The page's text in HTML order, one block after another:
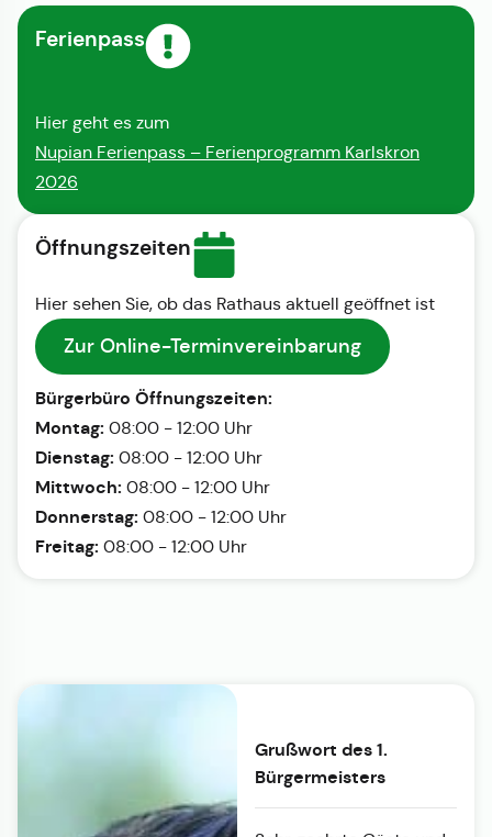
Ferienpass
Hier geht es zum
Nupian Ferienpass – Ferienprogramm Karlskron
2026
Öffnungszeiten
Hier sehen Sie, ob das Rathaus aktuell geöffnet ist
Zur Online-Terminvereinbarung
Bürgerbüro Öffnungszeiten:
Montag: 08:00 - 12:00 Uhr
Dienstag: 08:00 - 12:00 Uhr
Mittwoch: 08:00 - 12:00 Uhr
Donnerstag: 08:00 - 12:00 Uhr
Freitag: 08:00 - 12:00 Uhr
Grußwort des 1.
Bürgermeisters